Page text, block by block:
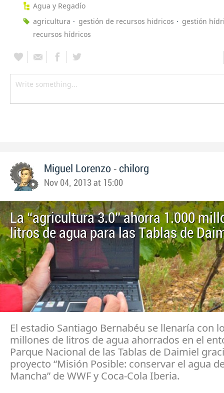
Agua y Regadío
agricultura
gestión de recursos hidricos
gestión
recursos hídricos
Miguel Lorenzo - chilorg
Nov 04, 2013 at 15:00
La “agricultura 3.0” ahorra 1.000
litros de agua para las Tablas de
El estadio Santiago Bernabéu se llenaría con
millones de litros de agua ahorrados en el
Parque Nacional de las Tablas de Daimiel
proyecto “Misión Posible: conservar el agua
Mancha” de WWF y Coca-Cola Iberia.